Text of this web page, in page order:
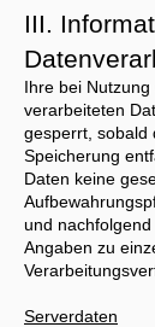
III.
Ihre bei
verarbeiteten
gesperrt, sobald
Speicherung
Daten keine
und
Angaben zu
Serverdaten